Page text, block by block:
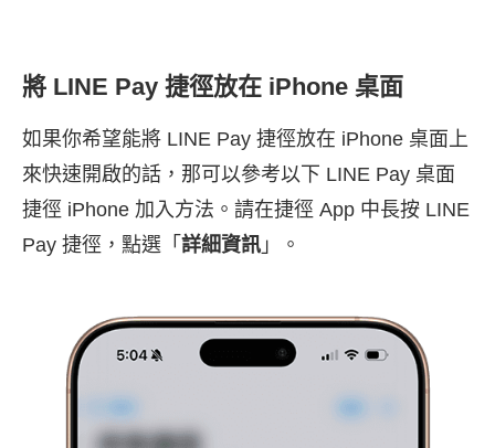
將 LINE Pay 捷徑放在 iPhone 桌面
如果你希望能將 LINE Pay 捷徑放在 iPhone 桌面上
來快速開啟的話，那可以參考以下 LINE Pay 桌面
捷徑 iPhone 加入方法。請在捷徑 App 中長按 LINE
Pay 捷徑，點選「 詳細資訊 」。